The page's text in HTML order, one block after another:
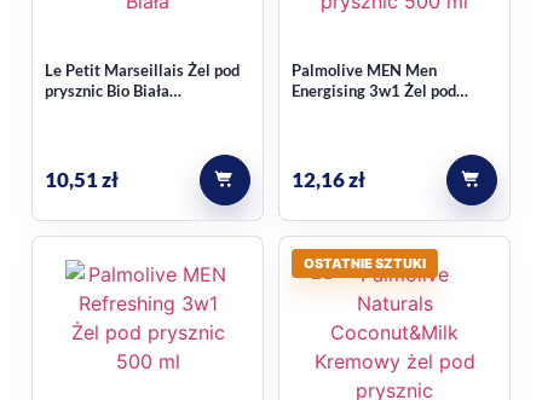
Le Petit Marseillais Żel pod
prysznic Bio Biała
10,51zł
Palmolive MEN Men
Energising 3w1 Żel pod
12,16zł
OSTATNIE SZTUKI